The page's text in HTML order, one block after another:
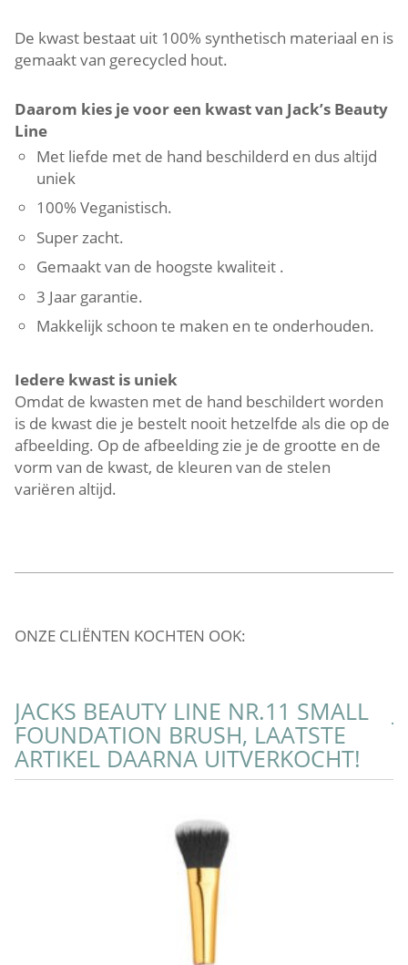
De kwast bestaat uit 100% synthetisch materiaal en is
gemaakt van gerecycled hout.
Daarom kies je voor een kwast van Jack’s Beauty
Line
Met liefde met de hand beschilderd en dus altijd
uniek
100% Veganistisch.
Super zacht.
Gemaakt van de hoogste kwaliteit .
3 Jaar garantie.
Makkelijk schoon te maken en te onderhouden.
Iedere kwast is uniek
Omdat de kwasten met de hand beschildert worden
is de kwast die je bestelt nooit hetzelfde als die op de
afbeelding. Op de afbeelding zie je de grootte en de
vorm van de kwast, de kleuren van de stelen
variëren altijd.
ONZE CLIËNTEN KOCHTEN OOK:
JACKS BEAUTY LINE NR.11 SMALL
FOUNDATION BRUSH, LAATSTE
ARTIKEL DAARNA UITVERKOCHT!